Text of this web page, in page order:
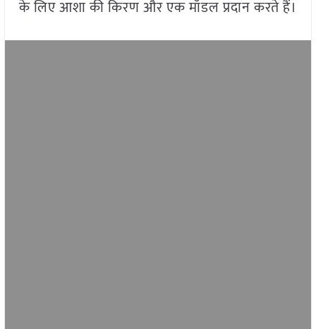
के लिए आशा की किरण और एक मॉडल प्रदान करते हैं।